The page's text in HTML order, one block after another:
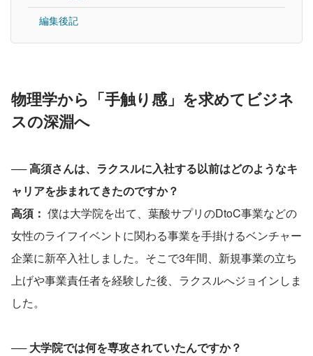
編集後記
物理学から「手触り感」を求めてビジネ
スの深淵へ
── 高須さんは、ラクスルに入社する以前はどのようなキ
ャリアを歩まれてきたのですか？
高須： 僕は大学院を出て、葉酸サプリのDtoC事業などの
女性のライフイベントに関わる事業を手掛けるベンチャー
企業に新卒入社しました。そこで3年間、新規事業の立ち
上げや事業責任者を経験した後、ラクスルへジョインしま
した。
── 大学院では何を専攻されていたんですか？